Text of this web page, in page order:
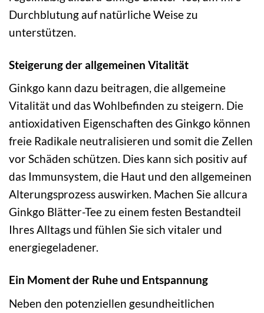
Durchblutung auf natürliche Weise zu
unterstützen.
Steigerung der allgemeinen Vitalität
Ginkgo kann dazu beitragen, die allgemeine
Vitalität und das Wohlbefinden zu steigern. Die
antioxidativen Eigenschaften des Ginkgo können
freie Radikale neutralisieren und somit die Zellen
vor Schäden schützen. Dies kann sich positiv auf
das Immunsystem, die Haut und den allgemeinen
Alterungsprozess auswirken. Machen Sie allcura
Ginkgo Blätter-Tee zu einem festen Bestandteil
Ihres Alltags und fühlen Sie sich vitaler und
energiegeladener.
Ein Moment der Ruhe und Entspannung
Neben den potenziellen gesundheitlichen